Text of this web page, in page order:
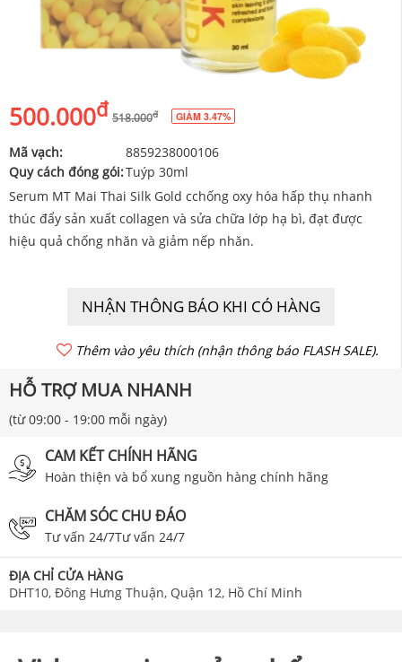
500.000đ 518.000đ GIẢM 3.47%
Mã vạch:
8859238000106
Quy cách đóng gói:Tuýp 30ml
Serum MT Mai Thai Silk Gold cchống oxy hóa hấp thụ nhanh
thúc đẩy sản xuất collagen và sửa chữa lớp hạ bì, đạt được
hiệu quả chống nhăn và giảm nếp nhăn.
NHẬN THÔNG BÁO KHI CÓ HÀNG
Thêm vào yêu thích (nhận thông báo FLASH SALE).
HỖ TRỢ MUA NHANH
(từ 09:00 - 19:00 mỗi ngày)
CAM KẾT CHÍNH HÃNG
Hoàn thiện và bổ xung nguồn hàng chính hãng
CHĂM SÓC CHU ĐÁO
Tư vấn 24/7Tư vấn 24/7
ĐỊA CHỈ CỬA HÀNG
DHT10, Đông Hưng Thuận, Quận 12, Hồ Chí Minh